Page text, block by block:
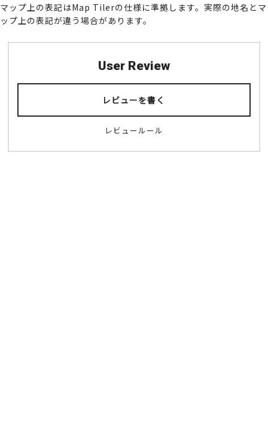
マップ上の表記はMap Tilerの仕様に準拠します。実際の地名とマ
ップ上の表記が違う場合があります。
User Review
レビューを書く
レビュールール